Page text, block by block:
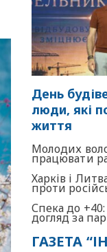
День
люди, які
життя
Молодих
працювати
Харків і
проти
Спека до
догляд за
ГАЗЕТА